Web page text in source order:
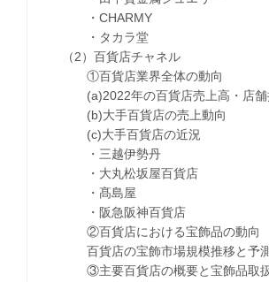
・CHARMY
・タカラ堂
（2）百貨店チャネル
①百貨店業界全体の動向
(a)2022年の百貨店売上高・店舗
(b)大手百貨店の売上動向
(c)大手百貨店の近況
・三越伊勢丹
・大丸松坂屋百貨店
・髙島屋
・阪急阪神百貨店
②百貨店における宝飾品の動向
百貨店の宝飾市場規模推移と予測
③主要百貨店の概要と宝飾品取